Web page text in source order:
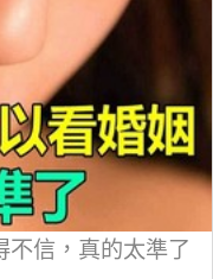
不信，真的太準了